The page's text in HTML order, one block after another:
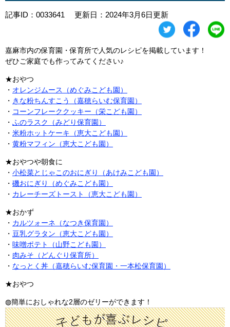
記事ID：0033641 更新日：2024年3月6日更新
嘉麻市内の保育園・保育所で人気のレシピを掲載しています！
ぜひご家庭でも作ってみてください♪
★おやつ
・ オレンジムース（めぐみこども園）
・ きな粉ちんすこう（嘉穂らいむ保育園）
・ コーンフレーククッキー（栄こども園）
・ ふのラスク（みどり保育園）
・ 米粉ホットケーキ（恵大こども園）
・ 黄粉マフィン（恵大こども園）
★おやつや朝食に
・ 小松菜とじゃこのおにぎり（あけみこども園）
・ 磯おにぎり（めぐみこども園）
・ カレーチーズトースト（恵大こども園）
★おかず
​・ カルツォーネ（なつき保育園）
​・ 豆乳グラタン（恵大こども園）
・ 味噌ポテト（山野こども園）
・ 肉みそ（どんぐり保育所）
・ なっとく丼（嘉穂らいむ保育園・一本松保育園）
★おやつ
◍簡単におしゃれな2層のゼリーができます！